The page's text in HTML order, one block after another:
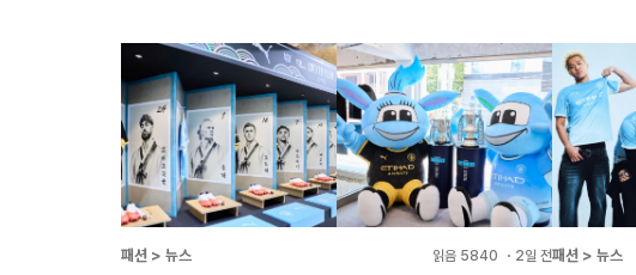
패션 > 뉴스 읽음 5840 ・ 2일 전패션 > 뉴스